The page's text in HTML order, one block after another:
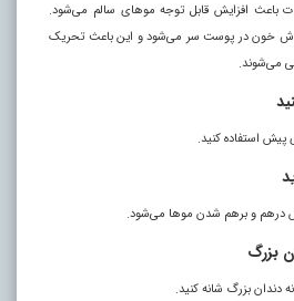
باعث افزایش قابل توجه مو‌های سالم می‌شود.
خون در پوست سر می‌شود و این باعث تحریک
می‌شوند.
استفاده کنید.
و برهم شدن مو‌ها می‌شود.
بزرگ
بزرگ شانه کنید.